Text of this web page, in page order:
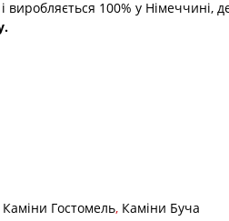
виробляється 100% у Німеччині,
Каміни Гостомель, Каміни Буча